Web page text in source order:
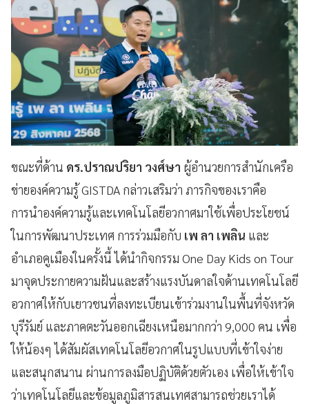
ขณะที่ด้าน ดร.ปราณปริยา วงศ์ษา ผู้อำนวยการสำนักเครือ
ข่ายองค์ความรู้ GISTDA กล่าวเสริมว่า ภารกิจของเราคือ
การนำองค์ความรู้และเทคโนโลยีอวกาศมาใช้เพื่อประโยชน์
ในการพัฒนาประเทศ การร่วมมือกับ เพ ลา เพลิน และ
อำเภอคูเมืองในครั้งนี้ ได้นำกิจกรรม One Day Kids on Tour
มาจุดประกายความฝันและสร้างแรงบันดาลใจด้านเทคโนโลยี
อวกาศให้กับเยาวชนที่ลงทะเบียนเข้าร่วมงานในพื้นที่จังหวัด
บุรีรัมย์ และภาคตะวันออกเฉียงเหนือมากกว่า 9,000 คน เพื่อ
ให้น้องๆ ได้สัมผัสเทคโนโลยีอวกาศในรูปแบบที่เข้าใจง่าย
และสนุกสนาน ผ่านการลงมือปฏิบัติด้วยตัวเอง เพื่อให้เข้าใจ
ว่าเทคโนโลยีและข้อมูลภูมิสารสนเทศสามารถช่วยเราได้